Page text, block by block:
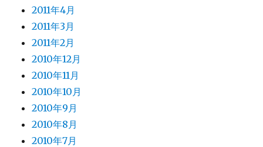
2011年4月
2011年3月
2011年2月
2010年12月
2010年11月
2010年10月
2010年9月
2010年8月
2010年7月